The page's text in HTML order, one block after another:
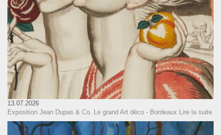
13.07.2026
Exposition Jean Dupas & Co. Le grand Art déco - Bordeaux Lire la suite